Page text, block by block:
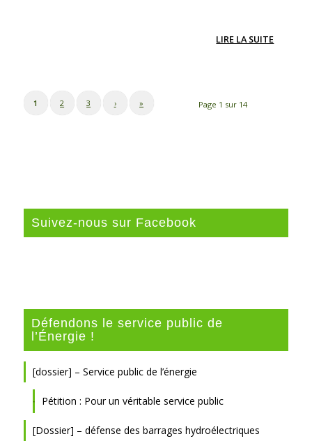
LIRE LA SUITE
Page 1 sur 14
1 2 3 › »
Suivez-nous sur Facebook
Défendons le service public de
l’Énergie !
[dossier] – Service public de l’énergie
Pétition : Pour un véritable service public
[Dossier] – défense des barrages hydroélectriques